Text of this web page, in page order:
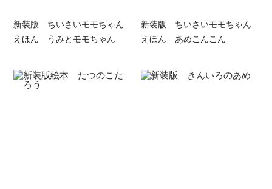
新装版 ちいさいモモちゃん
えほん うみとモモちゃん
新装版 ちいさいモモちゃん
えほん あめこんこん